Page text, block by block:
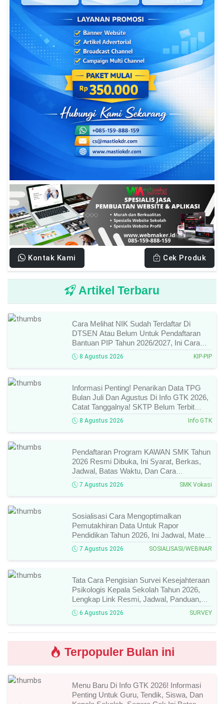
Kontak Kami Cek Produk
Artikel Terbaru
Cara Melihat NIK Sudah Terdaftar Di
DTSEN Atau Belum Untuk Pendaftaran
Bantuan PIP Tahun 2026/2027, Ini Cara
Cek Dan Syarat Perubahan Desil!
8 Agustus 2026 KIP-PIP
Informasi Penting! Penarikan Data TPG
Bulan Juli Dan Agustus Di Info GTK 2026,
Catat Tanggalnya! SKTP Belum Terbit
Januari–Juni, Ini Prosesnya!
8 Agustus 2026 Info GTK
Pendaftaran Program KAWAN SMK Tahun
2026 Resmi Dibuka, Ini Syarat, Berkas,
Jadwal, Batas Waktu, Dan Cara
Pendaftarannya!
7 Agustus 2026 SMK Vokasi
Sosialisasi Cara Mengoptimalkan
Pemutakhiran Data Untuk Rapor
Pendidikan Tahun 2026, Ini Jadwal, Materi,
Narasumber, Dan Link Mengikutinya!
7 Agustus 2026 SOSIALISASI/WEBINAR
Tata Cara Pengisian Survei Kesejahteraan
Psikologis Kepala Sekolah Tahun 2026,
Lengkap Link Resmi, Jadwal, Panduan,
Dan Hal Yang Wajib Diperhatikan!
6 Agustus 2026 SURVEY
Terpopuler Bulan ini
Menu Baru Di Info GTK 2026! Informasi
Penting Untuk Guru, Tendik, Siswa, Dan